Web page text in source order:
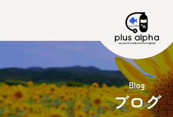
Blog
ブログ